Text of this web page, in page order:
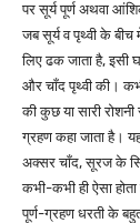
पर सूर्य पूर्ण अथवा
जब सूर्य व पृथ्वी के
लिए ढक जाता है, इसी
और चाँद पृथ्वी की।
की कुछ या सारी
ग्रहण कहा जाता है। यह
अक्सर चाँद, सूरज के
कभी-कभी ही ऐसा
पूर्ण-ग्रहण धरती के